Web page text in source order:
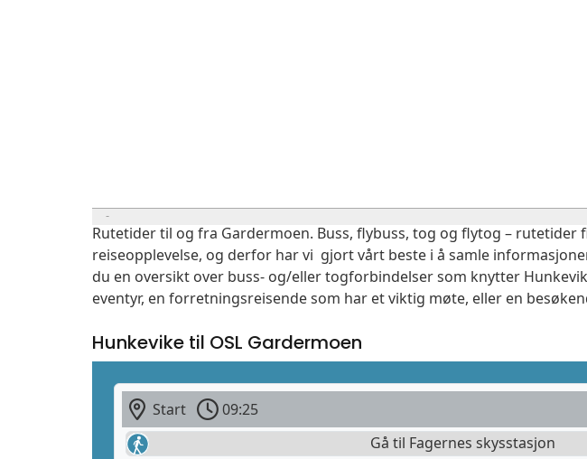
Rutetider til og fra Gardermoen. Buss, flybuss, tog og flytog –
reiseopplevelse, og derfor har vi gjort vårt beste i å samle
du en oversikt over buss- og/eller togforbindelser som knytter
eventyr, en forretningsreisende som har et viktig møte, eller en
Hunkevike til OSL Gardermoen
Start 09:25
Gå til Fagernes skysstasjon